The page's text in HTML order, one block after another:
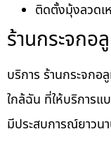
ติดตั้งมุ้งลวดเ
ร้านกระจกอ
บริการ ร้านกระจกอ
ใกล้ฉัน ที่ให้บริการ
มีประสบการณ์ยาวน